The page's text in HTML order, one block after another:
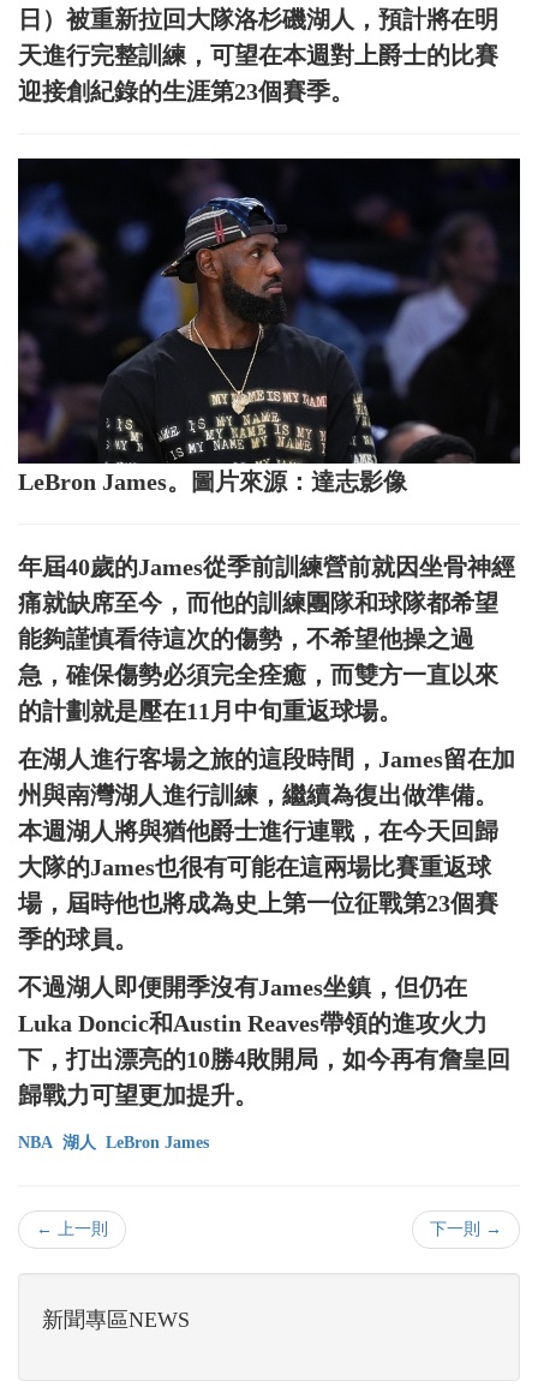
日）被重新拉回大隊洛杉磯湖人，預計將在明
天進行完整訓練，可望在本週對上爵士的比賽
迎接創紀錄的生涯第23個賽季。
LeBron James。圖片來源：達志影像
年屆40歲的James從季前訓練營前就因坐骨神經
痛就缺席至今，而他的訓練團隊和球隊都希望
能夠謹慎看待這次的傷勢，不希望他操之過
急，確保傷勢必須完全痊癒，而雙方一直以來
的計劃就是壓在11月中旬重返球場。
在湖人進行客場之旅的這段時間，James留在加
州與南灣湖人進行訓練，繼續為復出做準備。
本週湖人將與猶他爵士進行連戰，在今天回歸
大隊的James也很有可能在這兩場比賽重返球
場，屆時他也將成為史上第一位征戰第23個賽
季的球員。
不過湖人即便開季沒有James坐鎮，但仍在
Luka Doncic和Austin Reaves帶領的進攻火力
下，打出漂亮的10勝4敗開局，如今再有詹皇回
歸戰力可望更加提升。
NBA 湖人 LeBron James
← 上一則 下一則 →
新聞專區NEWS